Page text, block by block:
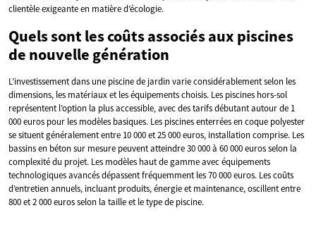
clientèle exigeante en matière d’écologie.
Quels sont les coûts associés aux piscines
de nouvelle génération
L’investissement dans une piscine de jardin varie considérablement selon les
dimensions, les matériaux et les équipements choisis. Les piscines hors-sol
représentent l’option la plus accessible, avec des tarifs débutant autour de 1
000 euros pour les modèles basiques. Les piscines enterrées en coque polyester
se situent généralement entre 10 000 et 25 000 euros, installation comprise. Les
bassins en béton sur mesure peuvent atteindre 30 000 à 60 000 euros selon la
complexité du projet. Les modèles haut de gamme avec équipements
technologiques avancés dépassent fréquemment les 70 000 euros. Les coûts
d’entretien annuels, incluant produits, énergie et maintenance, oscillent entre
800 et 2 000 euros selon la taille et le type de piscine.